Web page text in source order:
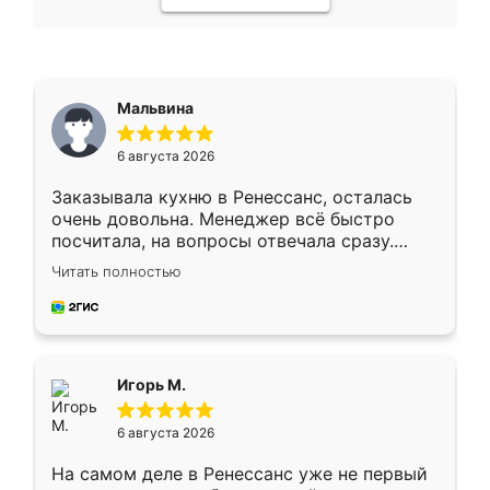
Мальвина
6 августа 2026
Заказывала кухню в Ренессанс, осталась
очень довольна. Менеджер всё быстро
посчитала, на вопросы отвечала сразу.
Замерщик приехал в субботу, подошёл к
делу со всей ответственностью. Собрали
за день, ребята работали аккуратно, даже
Читать полностью
Игорь М.
6 августа 2026
На самом деле в Ренессанс уже не первый